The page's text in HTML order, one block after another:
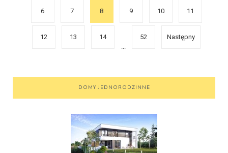
6 7 8 9 10 11
12 13
14
52 Następny
DOMY JEDNORODZINNE